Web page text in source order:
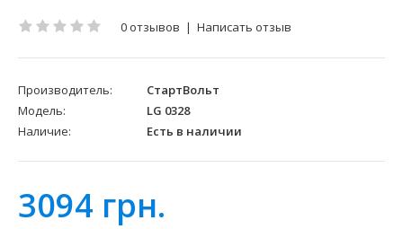
0 отзывов | Написать отзыв
Производитель:
СтартВольт
Модель:
LG 0328
Наличие:
Есть в наличии
3094 грн.